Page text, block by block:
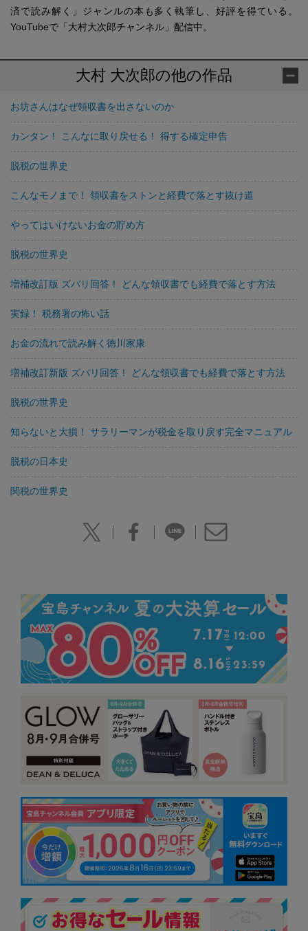
済で読み解く」ジャンルの本も多く執筆し、好評を得ている。
YouTubeで「大村大次郎チャンネル」配信中。
大村 大次郎の他の作品
お坊さんはなぜ領収書を出さないのか
カンタン！ こんなに取り戻せる！ 得する確定申告
脱税の世界史
こんなモノまで！ 領収書をストンと経費で落とす抜け道
やってはいけないお金の貯め方
脱税の世界史
増補改訂版 ズバリ回答！ どんな領収書でも経費で落とす方法
実録！ 税務署の怖い話
お金の流れで読み解く徳川家康
増補改訂新版 ズバリ回答！ どんな領収書でも経費で落とす方法
脱税の世界史
知らないと大損！ サラリーマンが税金を取り戻す完全マニュアル
脱税の日本史
関税の世界史